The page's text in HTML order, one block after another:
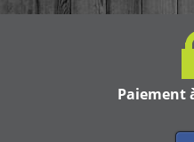
Paiement